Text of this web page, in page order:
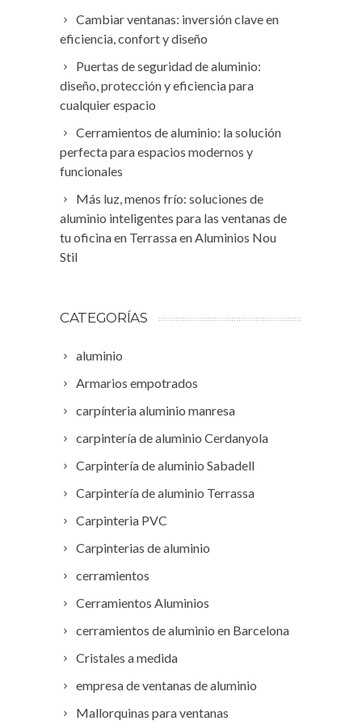
Cambiar ventanas: inversión clave en
eficiencia, confort y diseño
Puertas de seguridad de aluminio:
diseño, protección y eficiencia para
cualquier espacio
Cerramientos de aluminio: la solución
perfecta para espacios modernos y
funcionales
Más luz, menos frío: soluciones de
aluminio inteligentes para las ventanas de
tu oficina en Terrassa en Aluminios Nou
Stil
CATEGORÍAS
aluminio
Armarios empotrados
carpínteria aluminio manresa
carpintería de aluminio Cerdanyola
Carpintería de aluminio Sabadell
Carpintería de aluminio Terrassa
Carpinteria PVC
Carpinterias de aluminio
cerramientos
Cerramientos Aluminios
cerramientos de aluminio en Barcelona
Cristales a medida
empresa de ventanas de aluminio
Mallorquinas para ventanas